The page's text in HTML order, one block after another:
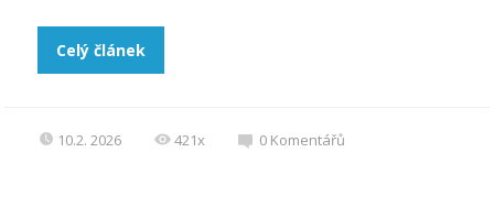
Celý článek
10.2. 2026 421x 0 Komentářů